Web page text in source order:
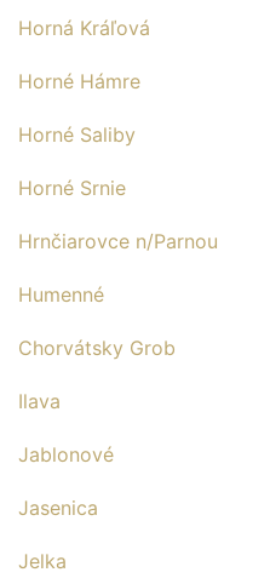
Horná Kráľová
Horné Hámre
Horné Saliby
Horné Srnie
Hrnčiarovce n/Parnou
Humenné
Chorvátsky Grob
Ilava
Jablonové
Jasenica
Jelka